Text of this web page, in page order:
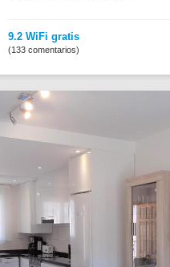
9.2 WiFi gratis
(133 comentarios)